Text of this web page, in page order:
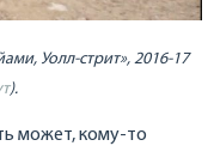
Уолл-стрит», 2016-17
).
может, кому-то